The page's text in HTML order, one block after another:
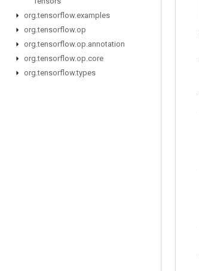
org.tensorflow.examples
org.tensorflow.op
org.tensorflow.op.annotation
org.tensorflow.op.core
org.tensorflow.types